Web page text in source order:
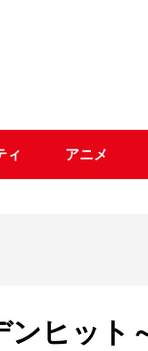
ィ アニメ
ンヒッ